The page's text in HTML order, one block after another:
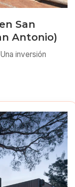
San
Antonio)
inversión